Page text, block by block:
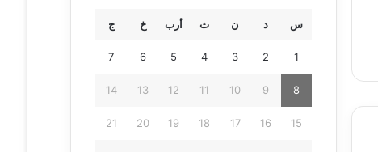
س د ن ث أرب خ ج
1
2
3
4
5
6
7
8
9
10
11
12
13
14
15
16
17
18
19
20
21